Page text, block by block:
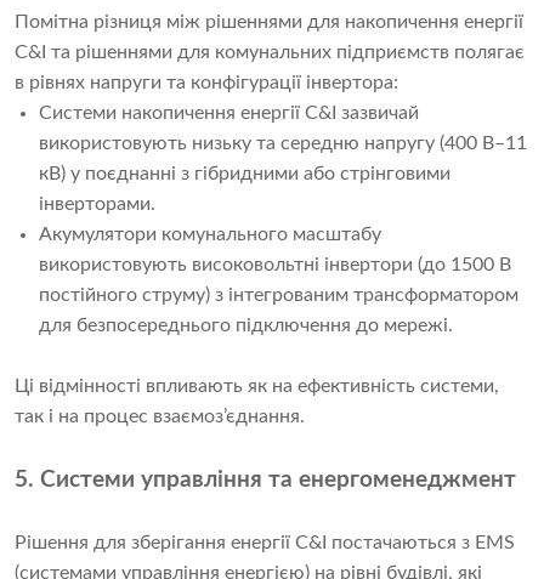
Помітна різниця між рішеннями для накопичення енергії
C&I та рішеннями для комунальних підприємств полягає
в рівнях напруги та конфігурації інвертора:
Системи накопичення енергії C&I зазвичай
використовують низьку та середню напругу (400 В–11
кВ) у поєднанні з гібридними або стрінговими
інверторами.
Акумулятори комунального масштабу
використовують високовольтні інвертори (до 1500 В
постійного струму) з інтегрованим трансформатором
для безпосереднього підключення до мережі.
Ці відмінності впливають як на ефективність системи,
так і на процес взаємоз’єднання.
5. Системи управління та енергоменеджмент
Рішення для зберігання енергії C&I постачаються з EMS
(системами управління енергією) на рівні будівлі, які